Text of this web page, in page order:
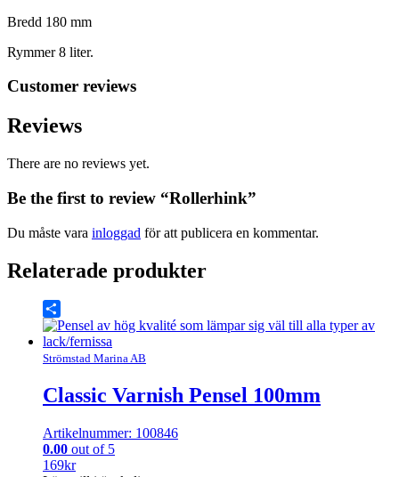
Bredd 180 mm
Rymmer 8 liter.
Customer reviews
Reviews
There are no reviews yet.
Be the first to review “Rollerhink”
Du måste vara inloggad för att publicera en kommentar.
Relaterade produkter
Share
Strömstad Marina AB
Classic Varnish Pensel 100mm
Artikelnummer: 100846
0.00 out of 5
169kr